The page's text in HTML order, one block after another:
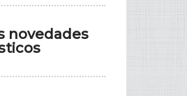
novedades